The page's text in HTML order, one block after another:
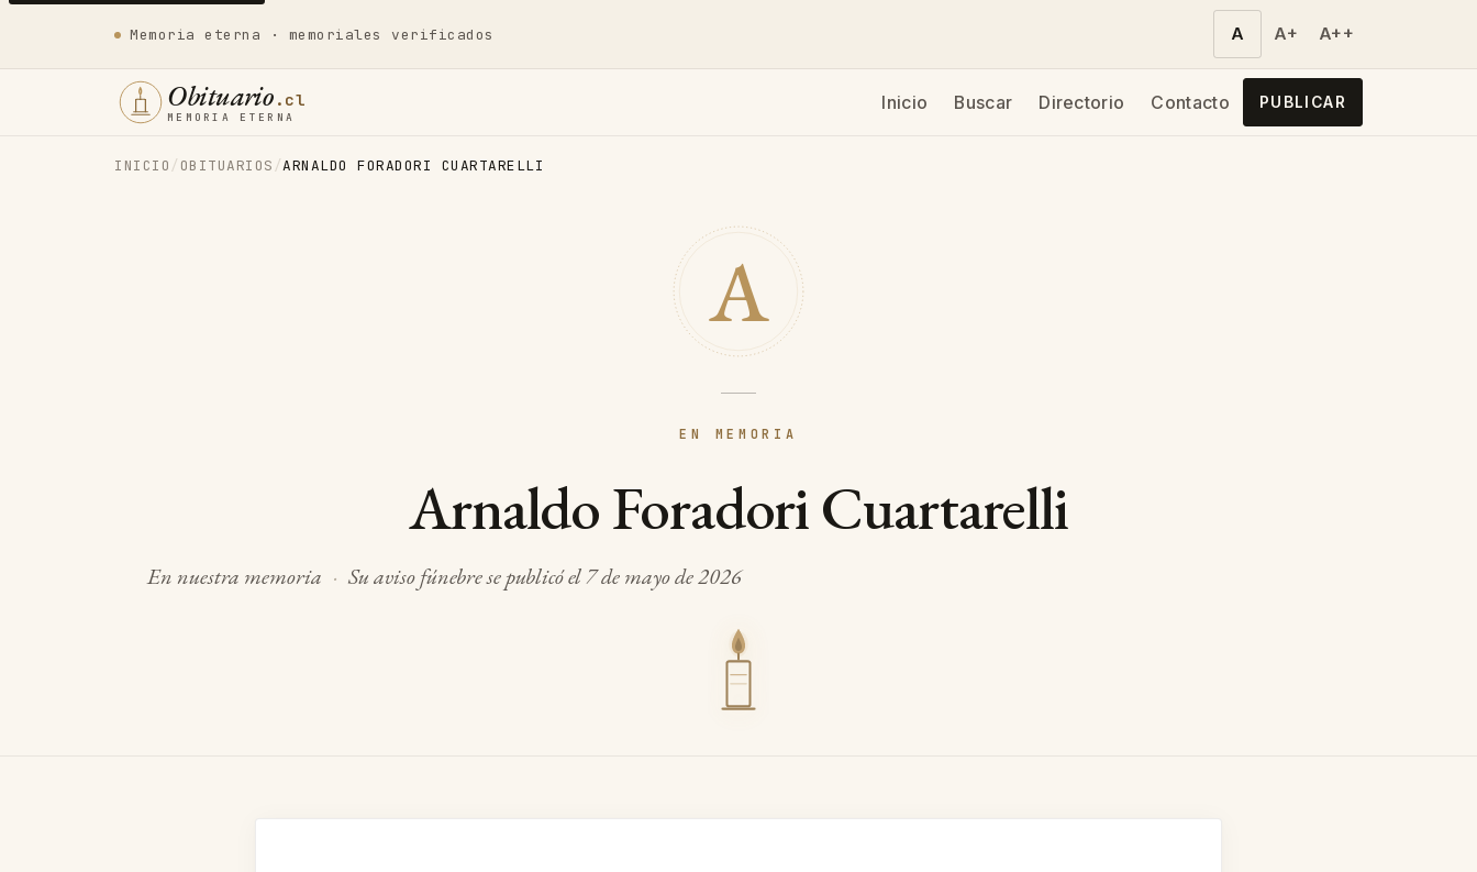
Memoria eterna · memoriales verificados A A+ A++
Obituario .cl
MEMORIA ETERNA
Inicio Buscar Directorio Contacto PUBLICAR
INICIO / OBITUARIOS /ARNALDO FORADORI CUARTARELLI
A
EN MEMORIA
Arnaldo Foradori Cuartarelli
En nuestra memoria · Su aviso fúnebre se publicó el 7 de mayo de 2026